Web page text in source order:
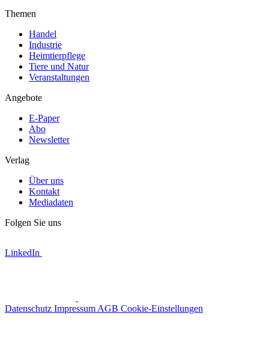
Themen
Handel
Industrie
Heimtierpflege
Tiere und Natur
Veranstaltungen
Angebote
E-Paper
Abo
Newsletter
Verlag
Über uns
Kontakt
Mediadaten
Folgen Sie uns
LinkedIn
Datenschutz Impressum AGB Cookie-Einstellungen